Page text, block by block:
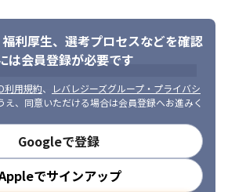
利厚生、 選考プロセスなどを確認
は会員登録が必要です
利用規約、
レバレジーズグループ・プライバシ
え、同意いただける場合は会員登録へお進みく
Googleで登録
でサインアップ